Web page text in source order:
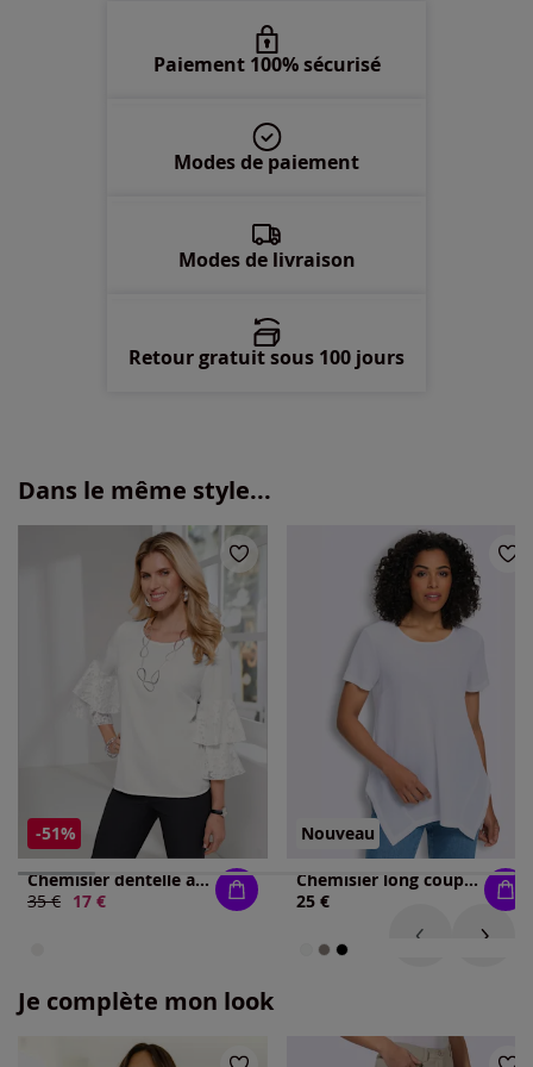
Disponible dans 2 semaines
Disponible dans 2 semaines
Disponible dans 2 semaines
Paiement 100% sécurisé
Modes de paiement
Modes de livraison
Retour gratuit sous 100 jours
Dans le même style...
-51%
Chemisier dentelle aux manches
Ancien prix :
35 € Nouveau prix :
17 €
Nouveau
Chemisier long coupe en a
25 €
Je complète mon look